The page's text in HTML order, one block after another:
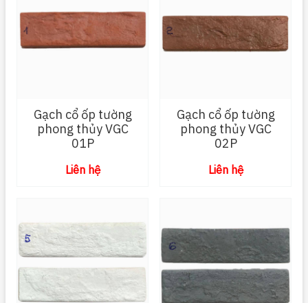
Gạch cổ ốp tường
phong thủy VGC
01P
Liên hệ
Gạch cổ ốp tường
phong thủy VGC
02P
Liên hệ